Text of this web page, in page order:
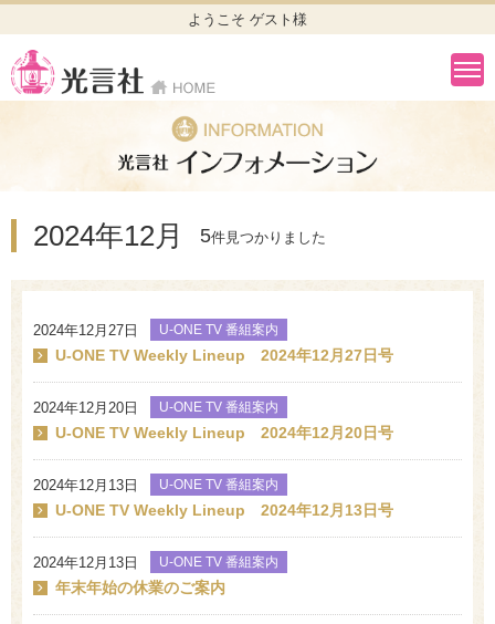
ようこそ ゲスト様
2024年12月 5件見つかりました
2024年12月27日 U-ONE TV 番組案内
U-ONE TV Weekly Lineup 2024年12月27日号
2024年12月20日 U-ONE TV 番組案内
U-ONE TV Weekly Lineup 2024年12月20日号
2024年12月13日 U-ONE TV 番組案内
U-ONE TV Weekly Lineup 2024年12月13日号
2024年12月13日 U-ONE TV 番組案内
年末年始の休業のご案内